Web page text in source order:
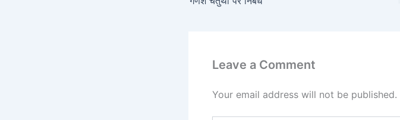
Leave a Comment
Your email address will not be published.